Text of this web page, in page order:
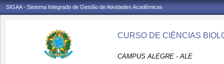
SIGAA - Sistema Integrado de Gestão de Atividades Acadêmicas
CURSO DE CIÊNCIAS
CAMPUS ALEGRE - ALE